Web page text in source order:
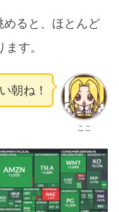
ると、ほとんど
す。
ここ
朝ね！